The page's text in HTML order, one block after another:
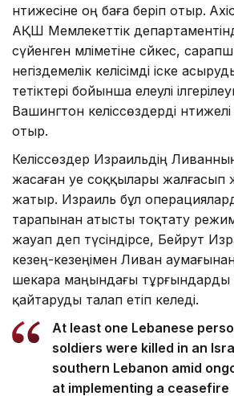
нәтижесіне оң баға беріп отыр.
АҚШ Мемлекеттік
сүйенген мәліметіне сәйкес,
негіздемелік келісімді іске
тетіктері бойынша елеулі
Вашингтон келіссөздерді
отыр.
Келіссөздер Израильдің Ливанның
жасаған әуе соққылары жалғасып
жатыр. Израиль бұл
тарапынан атысты тоқтату
жауап деп түсіндірсе, Бейрут
кезең-кезеңімен Ливан
шекара маңындағы тұрғындарды
қайтаруды талап етіп келеді.
At least one Lebanese
soldiers were killed in an
southern Lebanon amid
at implementing a ceasefire